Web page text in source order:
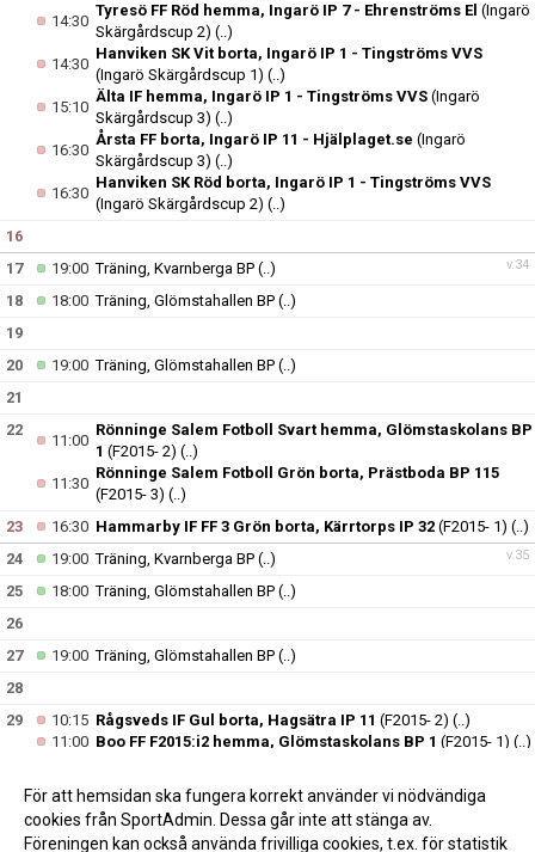
14:30
Tyresö FF Röd hemma, Ingarö IP 7 - Ehrenströms El (Ingarö
Skärgårdscup 2) (..)
14:30
Hanviken SK Vit borta, Ingarö IP 1 - Tingströms VVS
(Ingarö Skärgårdscup 1) (..)
15:10
Älta IF hemma, Ingarö IP 1 - Tingströms VVS (Ingarö
Skärgårdscup 3) (..)
16:30
Årsta FF borta, Ingarö IP 11 - Hjälplaget.se (Ingarö
Skärgårdscup 3) (..)
16:30
Hanviken SK Röd borta, Ingarö IP 1 - Tingströms VVS
(Ingarö Skärgårdscup 2) (..)
16
v.34
17 19:00Träning, Kvarnberga BP (..)
18
18:00Träning, Glömstahallen BP (..)
19
20
19:00Träning, Glömstahallen BP (..)
21
22
11:00
Rönninge Salem Fotboll Svart hemma, Glömstaskolans BP
1 (F2015- 2) (..)
11:30
Rönninge Salem Fotboll Grön borta, Prästboda BP 115
(F2015- 3) (..)
23
16:30 Hammarby IF FF 3 Grön borta, Kärrtorps IP 32 (F2015- 1) (..)
v.35
24 19:00Träning, Kvarnberga BP (..)
25
18:00Träning, Glömstahallen BP (..)
26
27
19:00Träning, Glömstahallen BP (..)
28
29
10:15 Rågsveds IF Gul borta, Hagsätra IP 11 (F2015- 2) (..)
11:00 Boo FF F2015:i2 hemma, Glömstaskolans BP 1 (F2015- 1) (..)
19:00Träning, Kvarnberga BP (..)
För att hemsidan ska fungera korrekt använder vi nödvändiga
cookies från SportAdmin. Dessa går inte att stänga av.
Föreningen kan också använda frivilliga cookies, t.ex. för statistik